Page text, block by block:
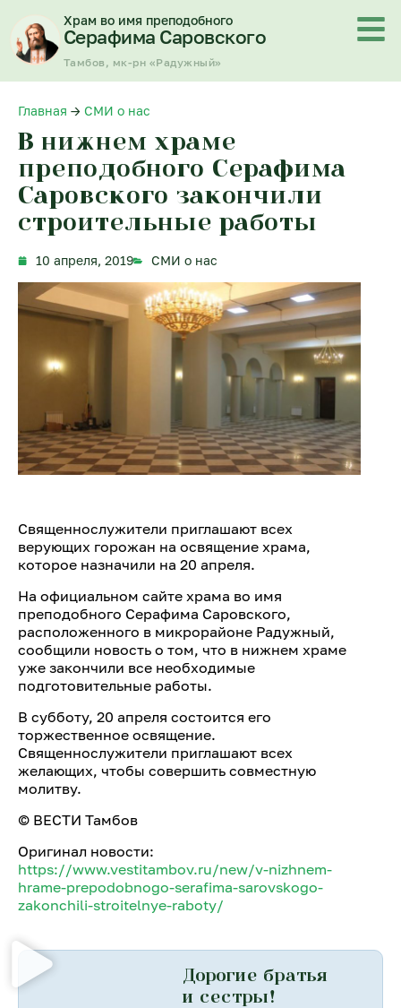
содержимому
Храм во имя преподобного
Серафима Саровского
Тамбов, мк-рн «Радужный»
Главная → СМИ о нас
В нижнем храме
преподобного Серафима
Саровского закончили
строительные работы
10 апреля, 2019 СМИ о нас
Священнослужители приглашают всех
верующих горожан на освящение храма,
которое назначили на 20 апреля.
На официальном сайте храма во имя
преподобного Серафима Саровского,
расположенного в микрорайоне Радужный,
сообщили новость о том, что в нижнем храме
уже закончили все необходимые
подготовительные работы.
В субботу, 20 апреля состоится его
торжественное освящение.
Священнослужители приглашают всех
желающих, чтобы совершить совместную
молитву.
©️ ВЕСТИ Тамбов
Оригинал новости:
https://www.vestitambov.ru/new/v-nizhnem-
hrame-prepodobnogo-serafima-sarovskogo-
zakonchili-stroitelnye-raboty/
Дорогие братья
и сестры!